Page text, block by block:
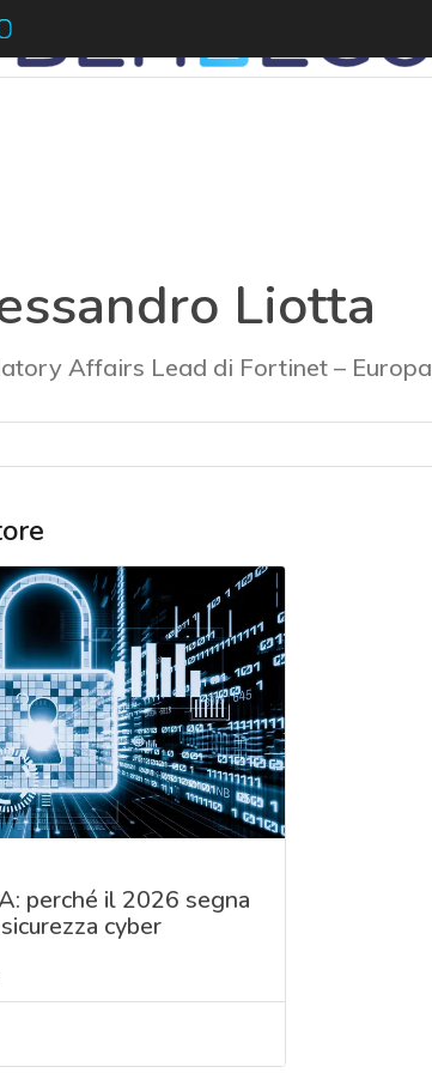
Liotta
Affairs Lead di Fortinet – Europa
perché il 2026 segna
cyber